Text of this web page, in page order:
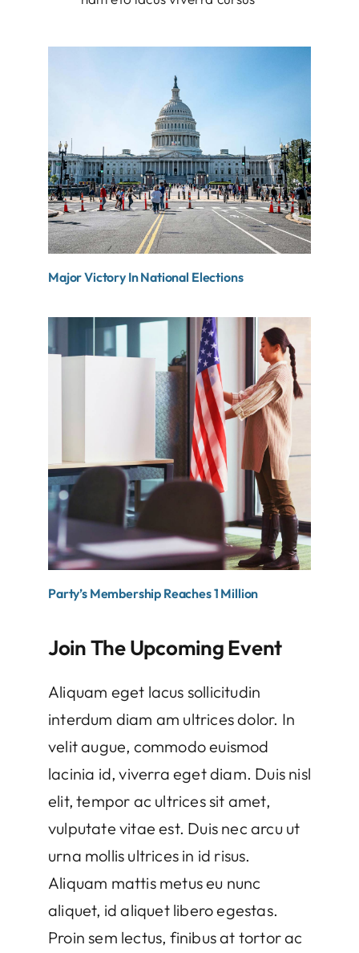
Major Victory In National Elections
Party’s Membership Reaches 1 Million
Join The Upcoming Event
Aliquam eget lacus sollicitudin
interdum diam am ultrices dolor. In
velit augue, commodo euismod
lacinia id, viverra eget diam. Duis nisl
elit, tempor ac ultrices sit amet,
vulputate vitae est. Duis nec arcu ut
urna mollis ultrices in id risus.
Aliquam mattis metus eu nunc
aliquet, id aliquet libero egestas.
Proin sem lectus, finibus at tortor ac